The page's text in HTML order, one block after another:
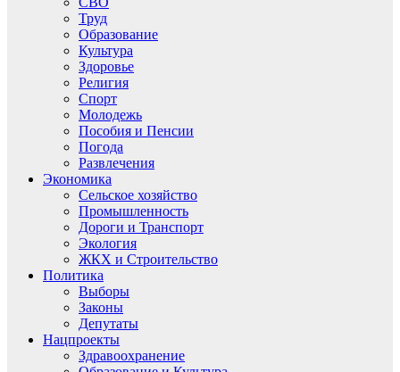
Труд
Образование
Культура
Здоровье
Религия
Спорт
Молодежь
Пособия и Пенсии
Погода
Развлечения
Экономика
Сельское хозяйство
Промышленность
Дороги и Транспорт
Экология
ЖКХ и Строительство
Политика
Выборы
Законы
Депутаты
Нацпроекты
Здравоохранение